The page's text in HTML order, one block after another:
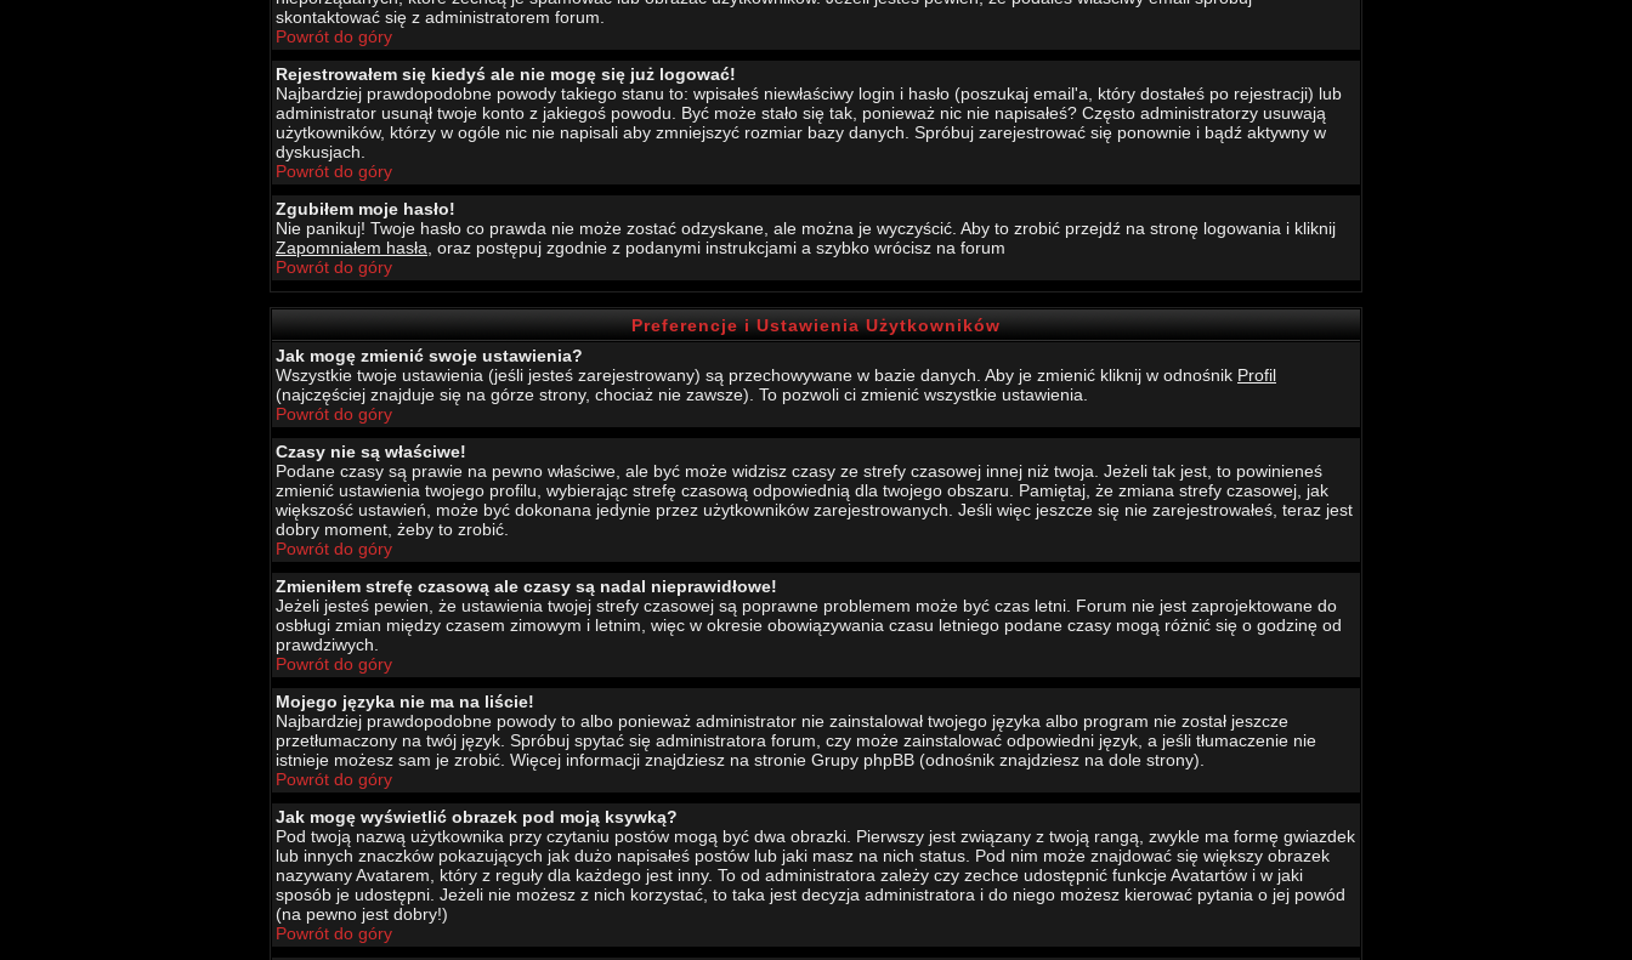
skontaktować się z administratorem forum.
Powrót do góry
Rejestrowałem się kiedyś ale nie mogę się już logować!
Najbardziej prawdopodobne powody takiego stanu to: wpisałeś niewłaściwy login i hasło (poszukaj email'a, który dostałeś po rejestracji) lub
administrator usunął twoje konto z jakiegoś powodu. Być może stało się tak, ponieważ nic nie napisałeś? Często administratorzy usuwają
użytkowników, którzy w ogóle nic nie napisali aby zmniejszyć rozmiar bazy danych. Spróbuj zarejestrować się ponownie i bądź aktywny w
dyskusjach.
Powrót do góry
Zgubiłem moje hasło!
Nie panikuj! Twoje hasło co prawda nie może zostać odzyskane, ale można je wyczyścić. Aby to zrobić przejdź na stronę logowania i kliknij
Zapomniałem hasła , oraz postępuj zgodnie z podanymi instrukcjami a szybko wrócisz na forum
Powrót do góry
Preferencje i Ustawienia Użytkowników
Jak mogę zmienić swoje ustawienia?
Wszystkie twoje ustawienia (jeśli jesteś zarejestrowany) są przechowywane w bazie danych. Aby je zmienić kliknij w odnośnik Profil
(najczęściej znajduje się na górze strony, chociaż nie zawsze). To pozwoli ci zmienić wszystkie ustawienia.
Powrót do góry
Czasy nie są właściwe!
Podane czasy są prawie na pewno właściwe, ale być może widzisz czasy ze strefy czasowej innej niż twoja. Jeżeli tak jest, to powinieneś
zmienić ustawienia twojego profilu, wybierając strefę czasową odpowiednią dla twojego obszaru. Pamiętaj, że zmiana strefy czasowej, jak
większość ustawień, może być dokonana jedynie przez użytkowników zarejestrowanych. Jeśli więc jeszcze się nie zarejestrowałeś, teraz jest
dobry moment, żeby to zrobić.
Powrót do góry
Zmieniłem strefę czasową ale czasy są nadal nieprawidłowe!
Jeżeli jesteś pewien, że ustawienia twojej strefy czasowej są poprawne problemem może być czas letni. Forum nie jest zaprojektowane do
osbługi zmian między czasem zimowym i letnim, więc w okresie obowiązywania czasu letniego podane czasy mogą różnić się o godzinę od
prawdziwych.
Powrót do góry
Mojego języka nie ma na liście!
Najbardziej prawdopodobne powody to albo ponieważ administrator nie zainstalował twojego języka albo program nie został jeszcze
przetłumaczony na twój język. Spróbuj spytać się administratora forum, czy może zainstalować odpowiedni język, a jeśli tłumaczenie nie
istnieje możesz sam je zrobić. Więcej informacji znajdziesz na stronie Grupy phpBB (odnośnik znajdziesz na dole strony).
Powrót do góry
Jak mogę wyświetlić obrazek pod moją ksywką?
Pod twoją nazwą użytkownika przy czytaniu postów mogą być dwa obrazki. Pierwszy jest związany z twoją rangą, zwykle ma formę gwiazdek
lub innych znaczków pokazujących jak dużo napisałeś postów lub jaki masz na nich status. Pod nim może znajdować się większy obrazek
nazywany Avatarem, który z reguły dla każdego jest inny. To od administratora zależy czy zechce udostępnić funkcje Avatartów i w jaki
sposób je udostępni. Jeżeli nie możesz z nich korzystać, to taka jest decyzja administratora i do niego możesz kierować pytania o jej powód
(na pewno jest dobry!)
Powrót do góry